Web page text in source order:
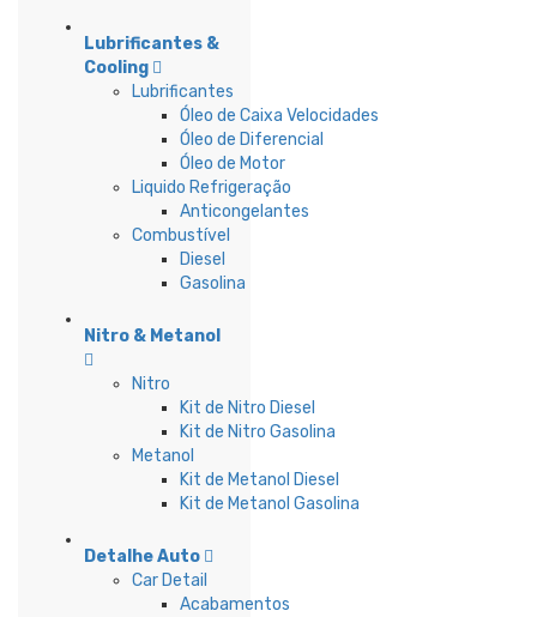
Lubrificantes &
Cooling
Lubrificantes
Óleo de Caixa Velocidades
Óleo de Diferencial
Óleo de Motor
Liquido Refrigeração
Anticongelantes
Combustível
Diesel
Gasolina
Nitro & Metanol
Nitro
Kit de Nitro Diesel
Kit de Nitro Gasolina
Metanol
Kit de Metanol Diesel
Kit de Metanol Gasolina
Detalhe Auto
Car Detail
Acabamentos